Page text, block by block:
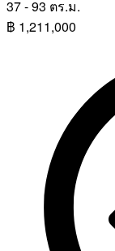
37 - 93 ตร.ม.
฿ 1,211,000